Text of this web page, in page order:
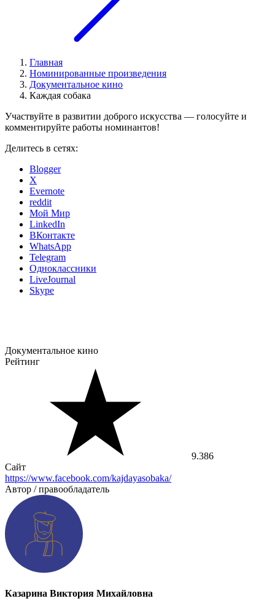
Главная
Номинированные произведения
Документальное кино
Каждая собака
Участвуйте в развитии доброго искусства — голосуйте и
комментируйте работы номинантов!
Делитесь в сетях:
Blogger
X
Evernote
reddit
Мой Мир
LinkedIn
ВКонтакте
WhatsApp
Telegram
Одноклассники
LiveJournal
Skype
Документальное кино
Рейтинг
9.386
Сайт
https://www.facebook.com/kajdayasobaka/
Автор / правообладатель
Казарина Виктория Михайловна